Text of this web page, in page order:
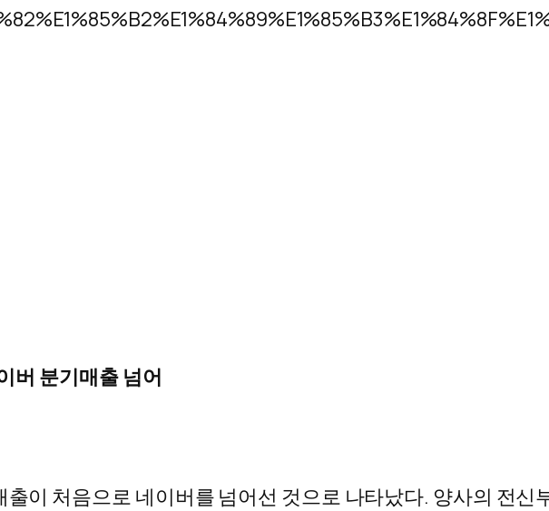
버 분기매출 넘어
이 처음으로 네이버를 넘어선 것으로 나타났다. 양사의 전신